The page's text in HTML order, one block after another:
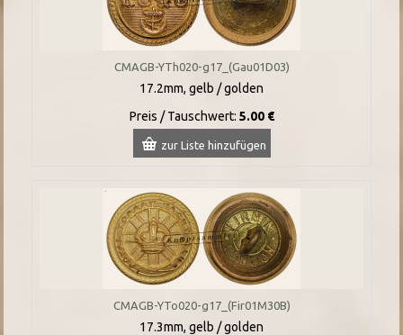
CMAGB-YTh020-g17_(Gau01D03)
17.2mm, gelb / golden
Preis / Tauschwert: 5.00 €
zur Liste hinzufügen
CMAGB-YTo020-g17_(Fir01M30B)
17.3mm, gelb / golden